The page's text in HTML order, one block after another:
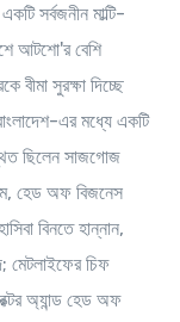
সর্বজনীন মাল্টি-
আটশো'র বেশি
বীমা সুরক্ষা দিচ্ছে
এর মধ্যে একটি
ছিলেন সাজগোজ
, হেড অফ বিজনেস
বিনতে হান্নান,
; মেটলাইফের চিফ
অ্যান্ড হেড অফ